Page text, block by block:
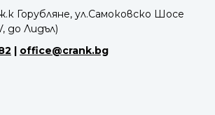
Горубляне, ул.Самоковско Шосе
до Лидъл)
| office@crank.bg